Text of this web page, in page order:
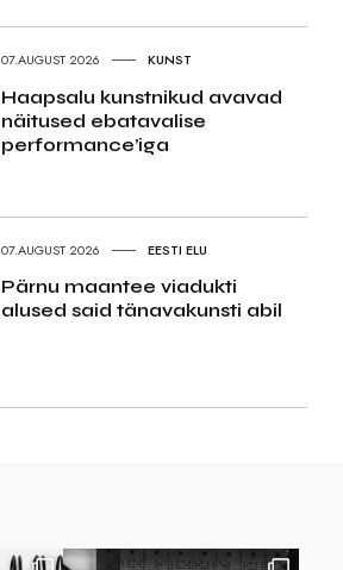
07.AUGUST 2026 KUNST
Haapsalu kunstnikud avavad
näitused ebatavalise
performance’iga
07.AUGUST 2026 EESTI ELU
Pärnu maantee viadukti
alused said tänavakunsti abil